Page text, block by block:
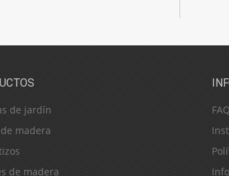
de jardín
de madera
de madera